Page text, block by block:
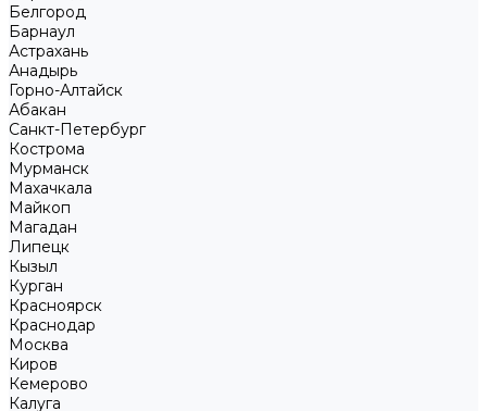
Белгород
Барнаул
Астрахань
Анадырь
Горно-Алтайск
Абакан
Санкт-Петербург
Кострома
Мурманск
Махачкала
Майкоп
Магадан
Липецк
Кызыл
Курган
Красноярск
Краснодар
Москва
Киров
Кемерово
Калуга